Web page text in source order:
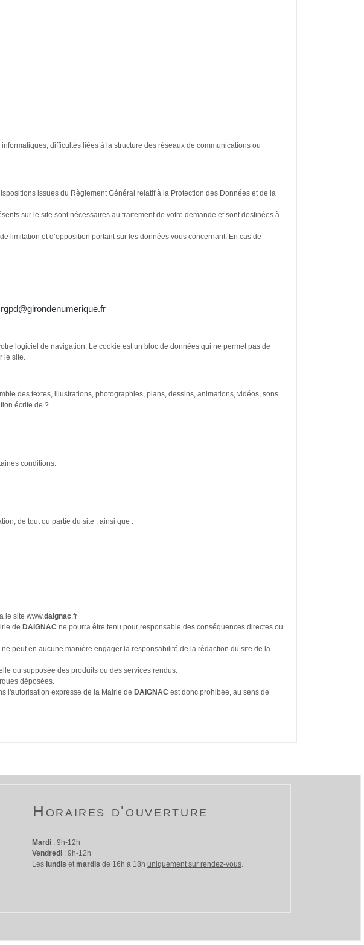
difficultés liées à la structure des réseaux de communications ou
issues du Règlement Général relatif à la Protection des Données et de la
sur le site sont nécessaires au traitement de votre demande et sont destinées à
limitation et d’opposition portant sur les données vous concernant. En cas de
rgpd@girondenumerique.fr
logiciel de navigation. Le cookie est un bloc de données qui ne permet pas de
le site.
des textes, illustrations, photographies, plans, dessins, animations, vidéos, sons
écrite de ?.
conditions.
de tout ou partie du site ; ainsi que :
le site www.daignac.fr
de DAIGNAC ne pourra être tenu pour responsable des conséquences directes ou
peut en aucune manière engager la responsabilité de la rédaction du site de la
ou supposée des produits ou des services rendus.
déposées.
l'autorisation expresse de la Mairie de DAIGNAC est donc prohibée, au sens de
Horaires d'ouverture
Mardi : 9h-12h
Vendredi : 9h-12h
Les lundis et mardis de 16h à 18h uniquement sur rendez-vous.